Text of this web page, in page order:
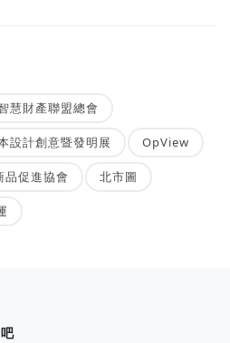
慧財產聯盟總會
設計創意暨發明展 OpView
品促進協會 北市圖